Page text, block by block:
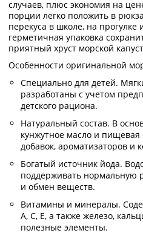
случаев, плюс экономия на
порции легко положить в
перекуса в школе, на прогулке
герметичная упаковка
приятный хруст морской
Особенности оригинальной
Специально для детей.
разработаны с учетом
детского рациона.
Натуральный состав. В
кунжутное масло и пищевая
добавок, ароматизаторов и
Богатый источник йода.
поддерживать нормальную
и обмен веществ.
Витамины и минералы.
A, C, E, а также железо,
полезные элементы.